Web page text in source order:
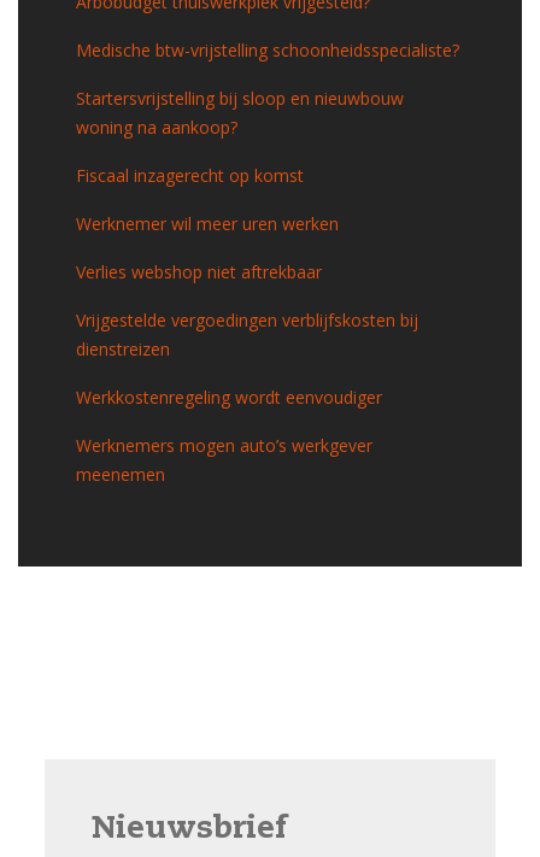
Medische btw-vrijstelling schoonheidsspecialiste?
Startersvrijstelling bij sloop en nieuwbouw
woning na aankoop?
Fiscaal inzagerecht op komst
Werknemer wil meer uren werken
Verlies webshop niet aftrekbaar
Vrijgestelde vergoedingen verblijfskosten bij
dienstreizen
Werkkostenregeling wordt eenvoudiger
Werknemers mogen auto’s werkgever
meenemen
Nieuwsbrief